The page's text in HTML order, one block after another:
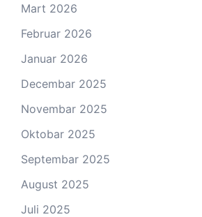
Mart 2026
Februar 2026
Januar 2026
Decembar 2025
Novembar 2025
Oktobar 2025
Septembar 2025
August 2025
Juli 2025